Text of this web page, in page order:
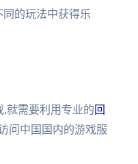
的玩法中获得乐
就需要利用专业的回
问中国国内的游戏服